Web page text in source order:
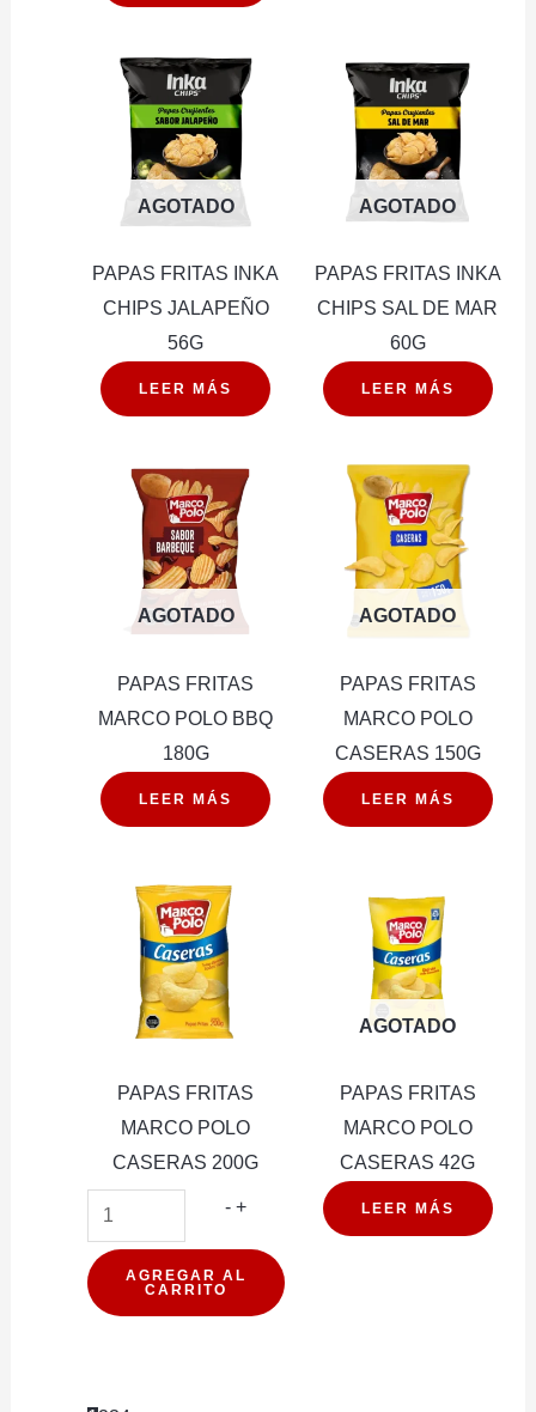
AGOTADO
PAPAS FRITAS INKA
CHIPS JALAPEÑO
56G
LEER MÁS
AGOTADO
PAPAS FRITAS INKA
CHIPS SAL DE MAR
60G
LEER MÁS
AGOTADO
PAPAS FRITAS
MARCO POLO BBQ
180G
LEER MÁS
AGOTADO
PAPAS FRITAS
MARCO POLO
CASERAS 150G
LEER MÁS
PAPAS FRITAS
MARCO POLO
CASERAS 200G
- PAPAS
MARCO
POLO
+
AGREGAR AL
CARRITO
AGOTADO
PAPAS FRITAS
MARCO POLO
CASERAS 42G
LEER MÁS